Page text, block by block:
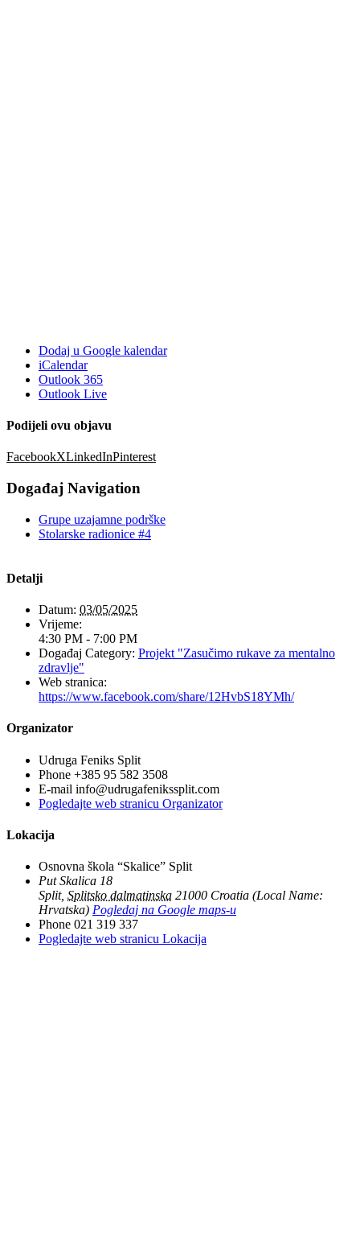
Dodaj u Google kalendar
iCalendar
Outlook 365
Outlook Live
Podijeli ovu objavu
FacebookXLinkedInPinterest
Događaj Navigation
Grupe uzajamne podrške
Stolarske radionice #4
Detalji
Datum: 03/05/2025
Vrijeme:
4:30 PM - 7:00 PM
Događaj Category: Projekt "Zasučimo rukave za mentalno
zdravlje"
Web stranica:
https://www.facebook.com/share/12HvbS18YMh/
Organizator
Udruga Feniks Split
Phone +385 95 582 3508
E-mail info@udrugafenikssplit.com
Pogledajte web stranicu Organizator
Lokacija
Osnovna škola “Skalice” Split
Put Skalica 18
Split, Splitsko dalmatinska 21000 Croatia (Local Name:
Hrvatska) Pogledaj na Google maps-u
Phone 021 319 337
Pogledajte web stranicu Lokacija